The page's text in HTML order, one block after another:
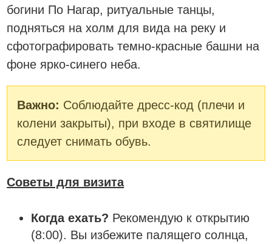
богини По Нагар, ритуальные танцы,
подняться на холм для вида на реку и
сфотографировать темно-красные башни на
фоне ярко-синего неба.
Важно: Соблюдайте дресс-код (плечи и
колени закрыты), при входе в святилище
следует снимать обувь.
Советы для визита
Когда ехать? Рекомендую к открытию
(8:00). Вы избежите палящего солнца,